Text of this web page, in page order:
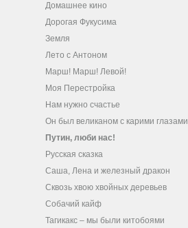
Домашнее кино
Дорогая Фукусима
Земля
Лето с Антоном
Марш! Марш! Левой!
Моя Перестройка
Нам нужно счастье
Он был великаном с карими глазами
Путин, люби нас!
Русская сказка
Саша, Лена и железный дракон
Сквозь хвою хвойных деревьев
Собачий кайф
Тагикакc – мы были китобоями